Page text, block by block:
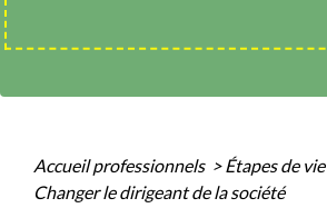
Accueil professionnels > Étapes de vie
Changer le dirigeant de la société